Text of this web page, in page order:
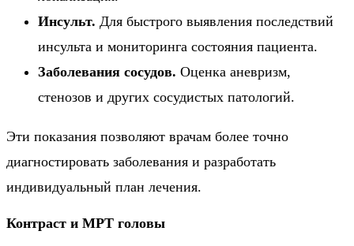
Инсульт. Для быстрого выявления последствий
инсульта и мониторинга состояния пациента.
Заболевания сосудов. Оценка аневризм,
стенозов и других сосудистых патологий.
Эти показания позволяют врачам более точно
диагностировать заболевания и разработать
индивидуальный план лечения.
Контраст и МРТ головы